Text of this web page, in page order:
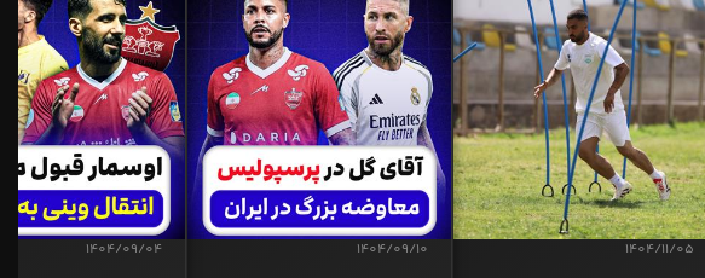
1404/11/05
1404/09/10
1404/09/04